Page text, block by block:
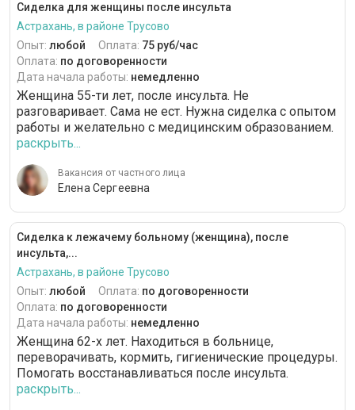
Сиделка для женщины после инсульта
Астрахань, в районе Трусово
Опыт: любой Оплата: 75 руб/час
Оплата: по договоренности
Дата начала работы: немедленно
Женщина 55-ти лет, после инсульта. Не
разговаривает. Сама не ест. Нужна сиделка с опытом
работы и желательно с медицинским образованием.
раскрыть...
Вакансия от частного лица
Елена Сергеевна
Сиделка к лежачему больному (женщина), после
инсульта,...
Астрахань, в районе Трусово
Опыт: любой Оплата: по договоренности
Оплата: по договоренности
Дата начала работы: немедленно
Женщина 62-х лет. Находиться в больнице,
переворачивать, кормить, гигиенические процедуры.
Помогать восстанавливаться после инсульта.
раскрыть...